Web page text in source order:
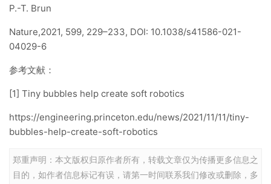
P.-T. Brun
Nature,2021, 599, 229–233, DOI: 10.1038/s41586-021-
04029-6
参考文献：
[1] Tiny bubbles help create soft robotics
https://engineering.princeton.edu/news/2021/11/11/tiny-
bubbles-help-create-soft-robotics
郑重声明：本文版权归原作者所有，转载文章仅为传播更多信息之
目的，如作者信息标记有误，请第一时间联系我们修改或删除，多